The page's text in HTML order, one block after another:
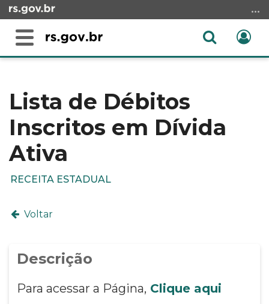
para
conteúdo
menu
para
busca
Alterna
Abrir
conteúdo
Lista de Débitos
Inscritos em Dívida
Ativa
RECEITA ESTADUAL
Voltar
Descrição
Para acessar a Página, Clique aqui